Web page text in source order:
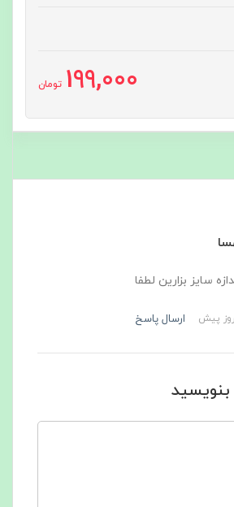
199,000 تومان
سایز بزارین لطفا
ارسال پاسخ
بنویسید